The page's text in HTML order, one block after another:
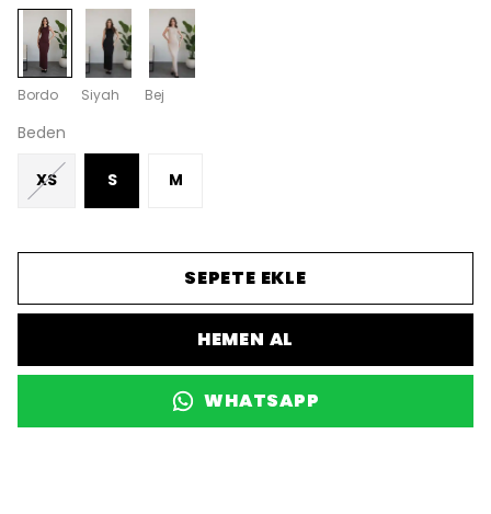
Bordo Siyah Bej
Beden
XS S M
SEPETE EKLE
HEMEN AL
WHATSAPP